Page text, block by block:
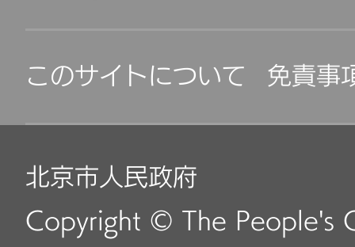
このサイトについて 免責事
北京市人民政府
Copyright © The People's